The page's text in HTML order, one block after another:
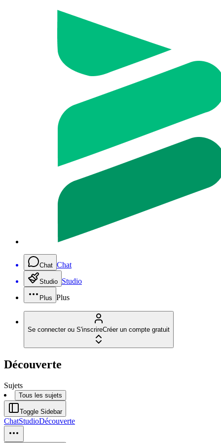
Chat Chat
Studio Studio
Plus Plus
Se connecter ou S'inscrireCréer un compte gratuit
Découverte
Sujets
Tous les sujets
Toggle Sidebar
ChatStudioDécouverte